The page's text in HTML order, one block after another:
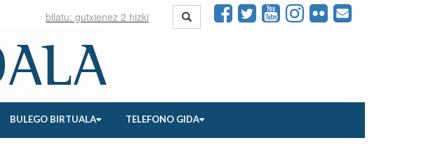
BULEGO BIRTUALA TELEFONO GIDA